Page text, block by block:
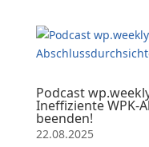
Podcast
Ineffiziente WPK-
beenden!
22.08.2025